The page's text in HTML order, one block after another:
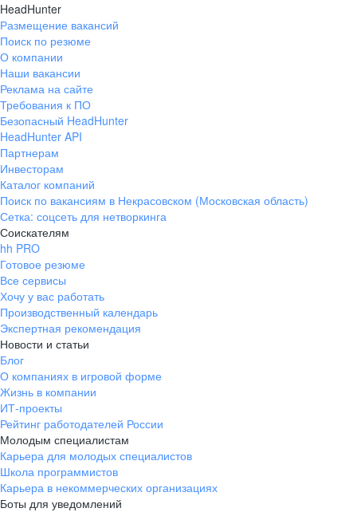
HeadHunter
Размещение вакансий
Поиск по резюме
О компании
Наши вакансии
Реклама на сайте
Требования к ПО
Безопасный HeadHunter
HeadHunter API
Партнерам
Инвесторам
Каталог компаний
Поиск по вакансиям в Некрасовском (Московская область)
Сетка: соцсеть для нетворкинга
Соискателям
hh PRO
Готовое резюме
Все сервисы
Хочу у вас работать
Производственный календарь
Экспертная рекомендация
Новости и статьи
Блог
О компаниях в игровой форме
Жизнь в компании
ИТ-проекты
Рейтинг работодателей России
Молодым специалистам
Карьера для молодых специалистов
Школа программистов
Карьера в некоммерческих организациях
Боты для уведомлений